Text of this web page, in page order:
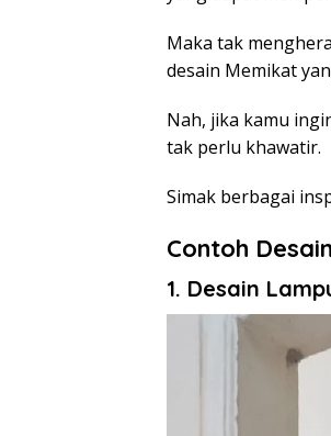
Maka tak
desain Memikat
Nah, jika kamu
tak perlu khawatir.
Simak berbagai
Contoh
1. Desain